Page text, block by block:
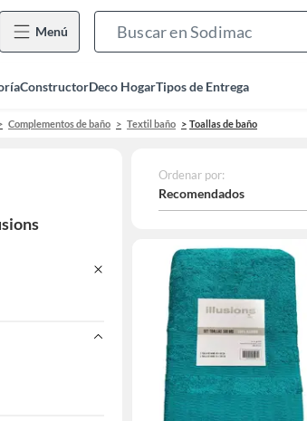
Menú
ConstructorDeco HogarTipos de Entrega
Complementos de baño Textil baño Toallas de baño
Ordenar por:
Recomendados